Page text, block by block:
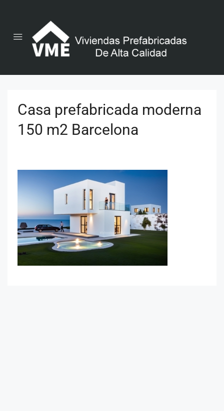
Casa prefabricada moderna
150 m2 Barcelona